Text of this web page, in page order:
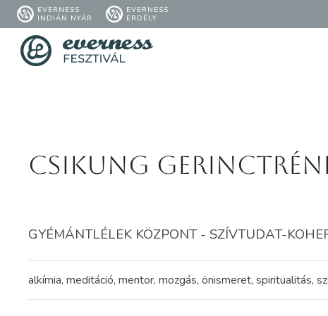
EVERNESS
INDIÁN NYÁR
EVERNESS
ERDÉLY
Csikung
GYÉMÁNTLÉLEK KÖZPONT - SZÍVTUDAT-
alkímia, meditáció, mentor, mozgás, önismeret, spiritualitás,